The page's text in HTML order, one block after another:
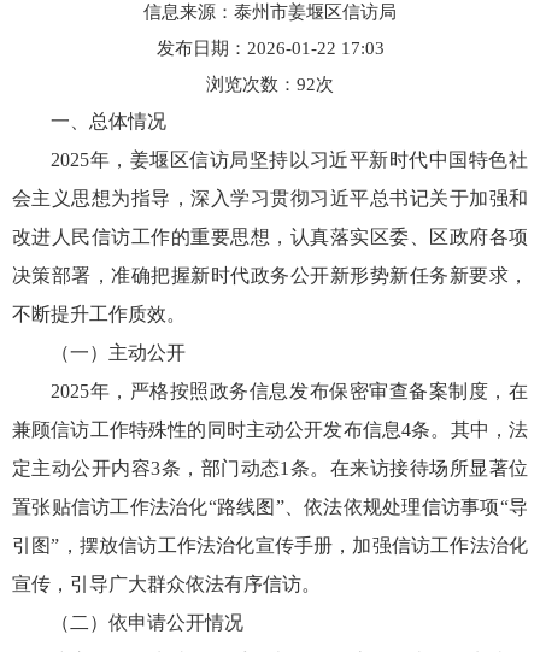
信息来源：泰州市姜堰区信访局
发布日期：2026-01-22 17:03
浏览次数： 92次
一、总体情况
2025年，姜堰区信访局坚持以习近平新时代中国特色社
会主义思想为指导，深入学习贯彻习近平总书记关于加强和
改进人民信访工作的重要思想，认真落实区委、区政府各项
决策部署，准确把握新时代政务公开新形势新任务新要求，
不断提升工作质效。
（一）主动公开
2025年，严格按照政务信息发布保密审查备案制度，在
兼顾信访工作特殊性的同时主动公开发布信息4条。其中，法
定主动公开内容3条，部门动态1条。在来访接待场所显著位
置张贴信访工作法治化“路线图”、依法依规处理信访事项“导
引图”，摆放信访工作法治化宣传手册，加强信访工作法治化
宣传，引导广大群众依法有序信访。
（二）依申请公开情况